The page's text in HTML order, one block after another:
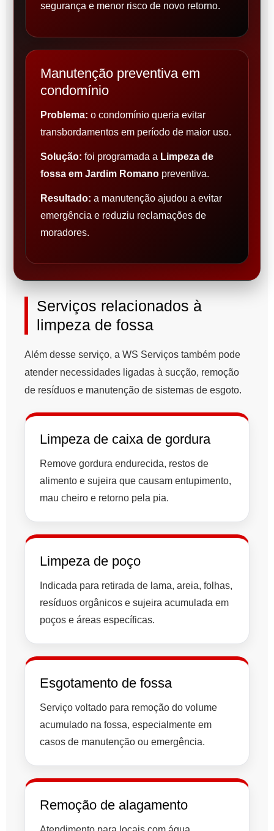
segurança e menor risco de novo retorno.
Manutenção preventiva em
condomínio
Problema: o condomínio queria evitar
transbordamentos em período de maior uso.
Solução: foi programada a Limpeza de
fossa em Jardim Romano preventiva.
Resultado: a manutenção ajudou a evitar
emergência e reduziu reclamações de
moradores.
Serviços relacionados à
limpeza de fossa
Além desse serviço, a WS Serviços também pode
atender necessidades ligadas à sucção, remoção
de resíduos e manutenção de sistemas de esgoto.
Limpeza de caixa de gordura
Remove gordura endurecida, restos de
alimento e sujeira que causam entupimento,
mau cheiro e retorno pela pia.
Limpeza de poço
Indicada para retirada de lama, areia, folhas,
resíduos orgânicos e sujeira acumulada em
poços e áreas específicas.
Esgotamento de fossa
Serviço voltado para remoção do volume
acumulado na fossa, especialmente em
casos de manutenção ou emergência.
Remoção de alagamento